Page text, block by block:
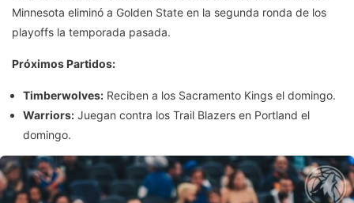
Minnesota eliminó a Golden State en la segunda ronda de los
playoffs la temporada pasada.
Próximos Partidos:
Timberwolves: Reciben a los Sacramento Kings el domingo.
Warriors: Juegan contra los Trail Blazers en Portland el
domingo.